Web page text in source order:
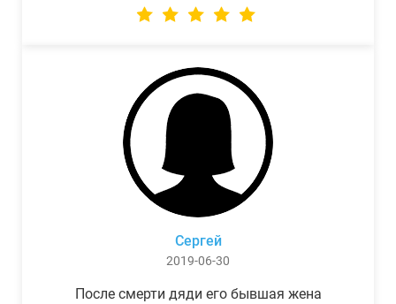
Сергей
2019-06-30
После смерти дяди его бывшая жена